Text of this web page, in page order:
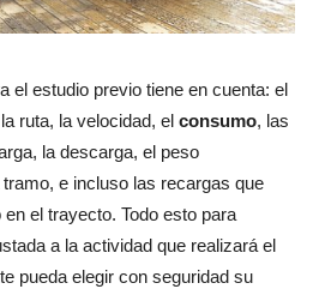
el estudio previo tiene en cuenta: el
ruta, la velocidad, el consumo, las
la descarga, el peso
e incluso las recargas que
el trayecto. Todo esto para
a la actividad que realizará el
pueda elegir con seguridad su